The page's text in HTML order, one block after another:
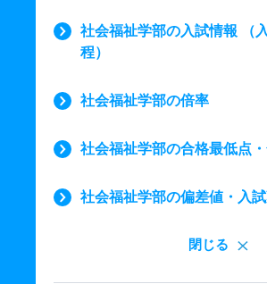
社会福祉学部の入試情報 （
程）
社会福祉学部の倍率
社会福祉学部の合格最低点
社会福祉学部の偏差値・入
閉じる